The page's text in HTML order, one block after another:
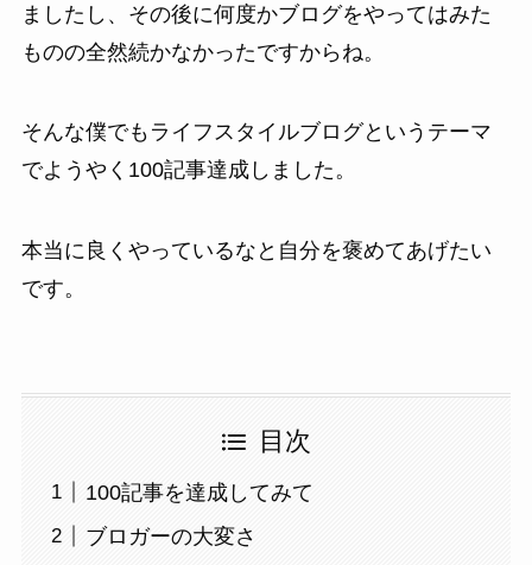
ましたし、その後に何度かブログをやってはみた
ものの全然続かなかったですからね。
そんな僕でもライフスタイルブログというテーマ
でようやく100記事達成しました。
本当に良くやっているなと自分を褒めてあげたい
です。
目次
100記事を達成してみて
ブロガーの大変さ